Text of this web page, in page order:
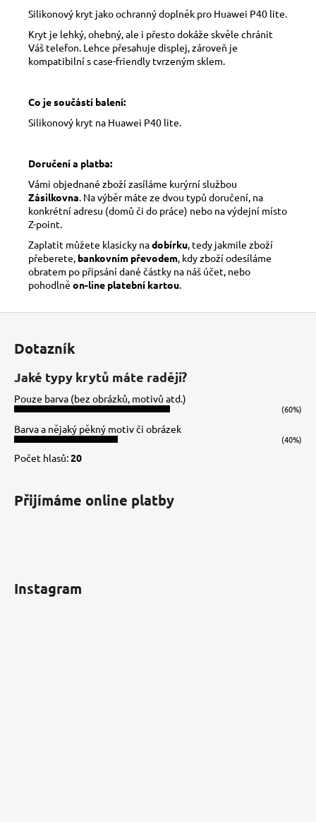
Silikonový kryt jako ochranný doplněk pro Huawei P40 lite.
Kryt je lehký, ohebný, ale i přesto dokáže skvěle chránit
Váš telefon. Lehce přesahuje displej, zároveň je
kompatibilní s case-friendly tvrzeným sklem.
Co je součástí balení:
Silikonový kryt na Huawei P40 lite.
Doručení a platba:
Vámi objednané zboží zasíláme kurýrní službou
Zásilkovna . Na výběr máte ze dvou typů doručení, na
konkrétní adresu (domů či do práce) nebo na výdejní místo
Z-point.
Zaplatit můžete klasicky nadobírku , tedy jakmile zboží
přeberete, bankovním převodem , kdy zboží odesíláme
obratem po připsání dané částky na náš účet, nebo
pohodlně on-line platební kartou
Dotazník
Jaké typy krytů máte raději?
Pouze barva (bez obrázků, motivů atd.)
(60%)
Barva a nějaký pěkný motiv či obrázek
(40%)
Počet hlasů:20
Přijímáme online platby
Instagram